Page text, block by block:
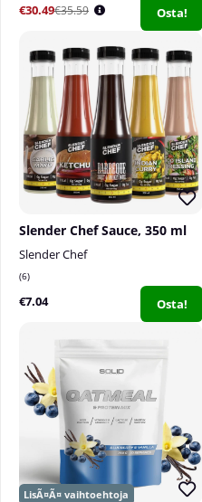
€30.49€35.59 Osta!
Slender Chef Sauce, 350 ml
Slender Chef
6
€7.04 Osta!